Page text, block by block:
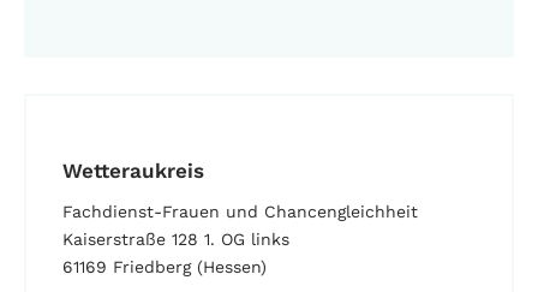
Wetteraukreis
Fachdienst-Frauen und Chancengleichheit
Kaiserstraße 128 1. OG links
61169 Friedberg (Hessen)